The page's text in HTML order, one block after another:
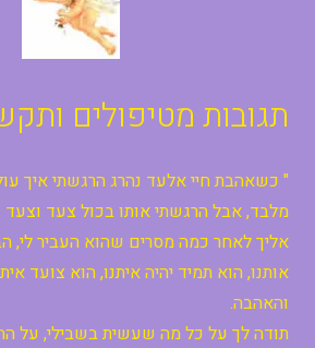
תגובות מטיפולים
" כשאהבת חיי אלעד נהרג הרגשתי איך
מלבד, אבל הרגשתי אותו בכול צעד
אליך לאחר כמה מסרים שהוא העביר לי,
אותנו, הוא תמיד יהיה איתנו, הוא צועד
והאהבה.
תודה לך על כל מה שעשית בשבילי, על